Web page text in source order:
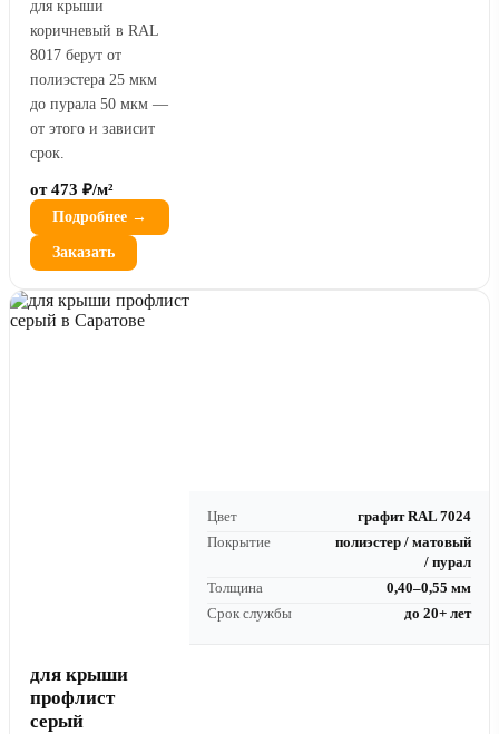
для крыши
коричневый в RAL
8017 берут от
полиэстера 25 мкм
до пурала 50 мкм —
от этого и зависит
срок.
от 473 ₽/м²
Подробнее →
Заказать
Цвет
графит RAL 7024
Покрытие
полиэстер / матовый
/ пурал
Толщина
0,40–0,55 мм
Срок службы
до 20+ лет
для крыши
профлист
серый